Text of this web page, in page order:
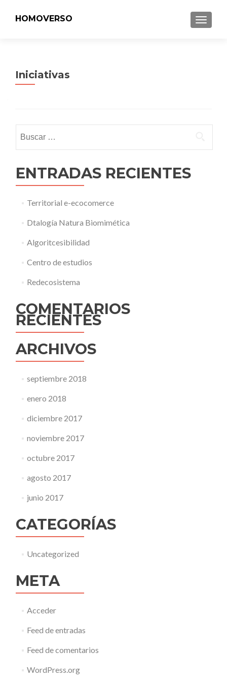
MENU
HOMOVERSO
Iniciativas
ENTRADAS RECIENTES
Territorial e-ecocomerce
Dtalogía Natura Biomimética
Algoritcesibilidad
Centro de estudios
Redecosistema
COMENTARIOS
RECIENTES
ARCHIVOS
septiembre 2018
enero 2018
diciembre 2017
noviembre 2017
octubre 2017
agosto 2017
junio 2017
CATEGORÍAS
Uncategorized
META
Acceder
Feed de entradas
Feed de comentarios
WordPress.org